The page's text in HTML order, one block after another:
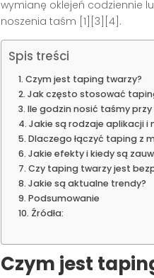
wymianę oklejeń codziennie
noszenia taśm [1][3][4].
Spis treści
Czym jest taping twarzy?
Jak często stosować
Ile godzin nosić taśmy
Jakie są rodzaje aplikacji i
Dlaczego łączyć taping z
Jakie efekty i kiedy są
Czy taping twarzy jest
Jakie są aktualne trendy?
Podsumowanie
Źródła:
Czym jest